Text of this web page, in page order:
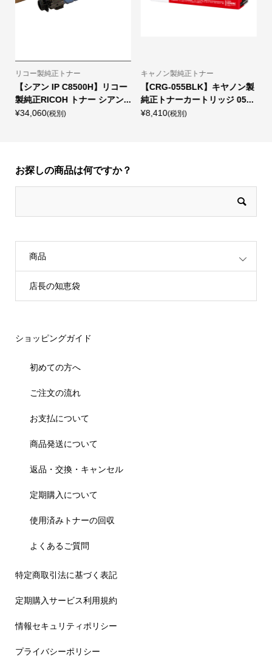
リコー製純正トナー
【シアン IP C8500H】リコー
製純正RICOH トナー シアン...
¥34,060(税別)
キャノン製純正トナー
【CRG-055BLK】キヤノン製
純正トナーカートリッジ 05...
¥8,410(税別)
お探しの商品は何ですか？
商品
店長の知恵袋
ショッピングガイド
初めての方へ
ご注文の流れ
お支払について
商品発送について
返品・交換・キャンセル
定期購入について
使用済みトナーの回収
よくあるご質問
特定商取引法に基づく表記
定期購入サービス利用規約
情報セキュリティポリシー
プライバシーポリシー